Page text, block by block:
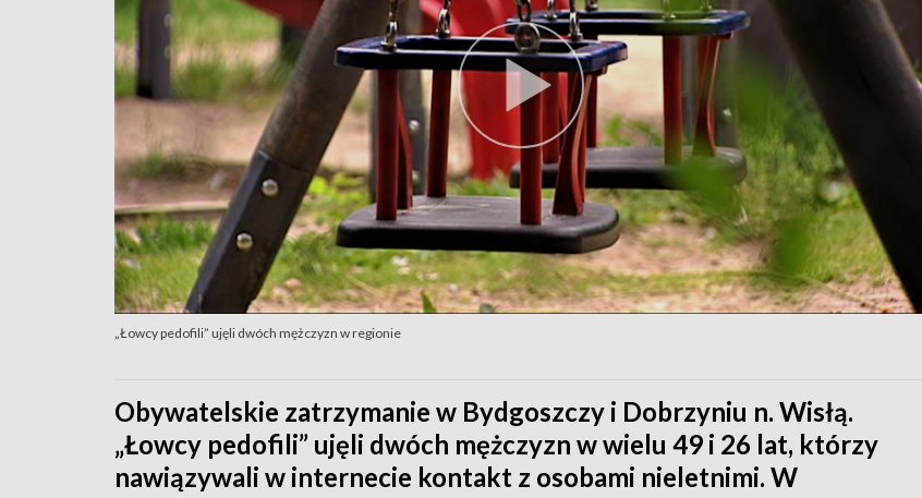
„Łowcy pedofili” ujęli dwóch mężczyzn w regionie
Obywatelskie zatrzymanie w Bydgoszczy i Dobrzyniu n. Wisłą.
„Łowcy pedofili” ujęli dwóch mężczyzn w wielu 49 i 26 lat, którzy
nawiązywali w internecie kontakt z osobami nieletnimi. W